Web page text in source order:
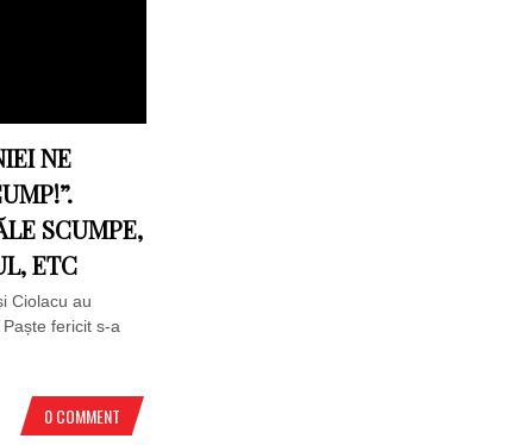
NE
SCUMPE,
ETC
Ciolacu au
fericit s-a
0 COMMENT